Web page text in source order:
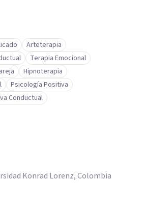
Arteterapia
Terapia Emocional
Hipnoterapia
Psicología Positiva
Conductual
Konrad Lorenz, Colombia